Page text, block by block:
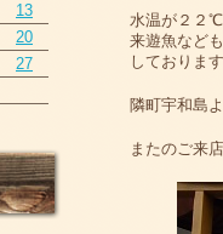
水温が２２
来遊魚など
しております
隣町宇和島
またのご来
13
20
27